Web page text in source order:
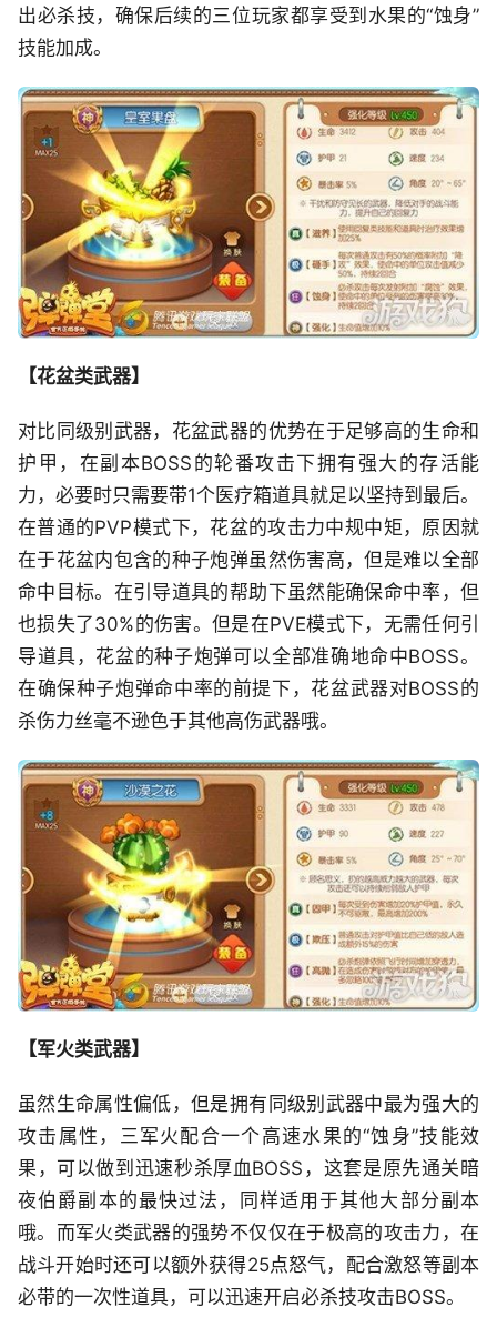
出必杀技，确保后续的三位玩家都享受到水果的“蚀身”
技能加成。
【花盆类武器】
对比同级别武器，花盆武器的优势在于足够高的生命和
护甲，在副本BOSS的轮番攻击下拥有强大的存活能
力，必要时只需要带1个医疗箱道具就足以坚持到最后。
在普通的PVP模式下，花盆的攻击力中规中矩，原因就
在于花盆内包含的种子炮弹虽然伤害高，但是难以全部
命中目标。在引导道具的帮助下虽然能确保命中率，但
也损失了30%的伤害。但是在PVE模式下，无需任何引
导道具，花盆的种子炮弹可以全部准确地命中BOSS。
在确保种子炮弹命中率的前提下，花盆武器对BOSS的
杀伤力丝毫不逊色于其他高伤武器哦。
【军火类武器】
虽然生命属性偏低，但是拥有同级别武器中最为强大的
攻击属性，三军火配合一个高速水果的“蚀身”技能效
果，可以做到迅速秒杀厚血BOSS，这套是原先通关暗
夜伯爵副本的最快过法，同样适用于其他大部分副本
哦。而军火类武器的强势不仅仅在于极高的攻击力，在
战斗开始时还可以额外获得25点怒气，配合激怒等副本
必带的一次性道具，可以迅速开启必杀技攻击BOSS。